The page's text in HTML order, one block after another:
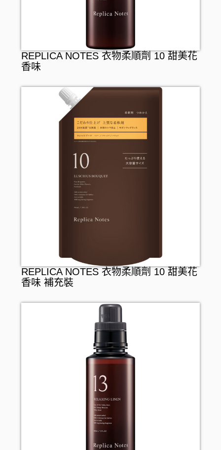
REPLICA NOTES 衣物柔順劑 10 甜美花
香味
REPLICA NOTES 衣物柔順劑 10 甜美花
香味 補充裝